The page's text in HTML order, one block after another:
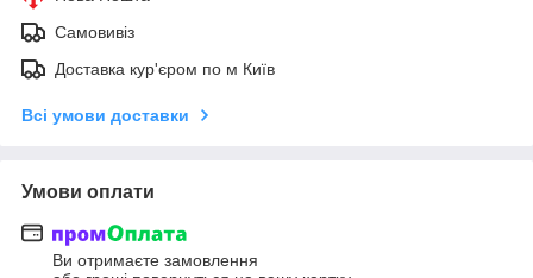
Самовивіз
Доставка кур'єром по м Київ
Всі умови доставки
Умови оплати
Ви отримаєте замовлення